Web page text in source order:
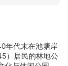
年代末在池塘岸
）居民的林地公